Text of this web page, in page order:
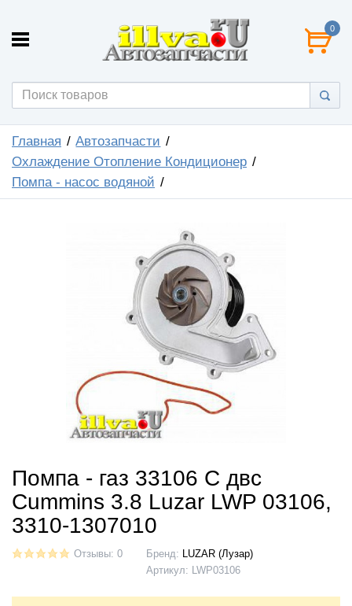
0
Главная
Автозапчасти
Охлаждение Отопление Кондиционер
Помпа - насос водяной
Помпа - газ 33106 С двс
Cummins 3.8 Luzar LWP 03106,
3310-1307010
Отзывы: 0 Бренд: LUZAR (Лузар)
Артикул: LWP03106